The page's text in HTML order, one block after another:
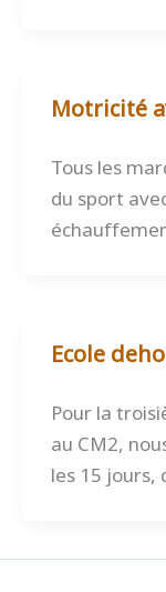
Motricité
Tous les
du sport
Ecole
Pour la
au CM2,
les 15 jours,